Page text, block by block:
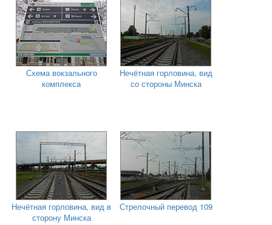
Схема вокзального
комплекса
Нечётная горловина, вид
со стороны Минска
Нечётная горловина, вид в
сторону Минска
Стрелочный перевод 109